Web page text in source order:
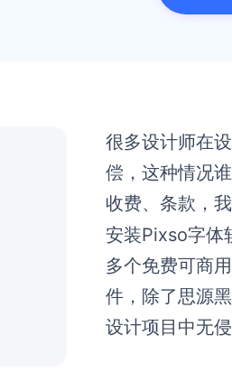
很多设计师在
偿，这种情况
收费、条款，
安装Pixso字体
多个免费可商
件，除了思源
设计项目中无侵